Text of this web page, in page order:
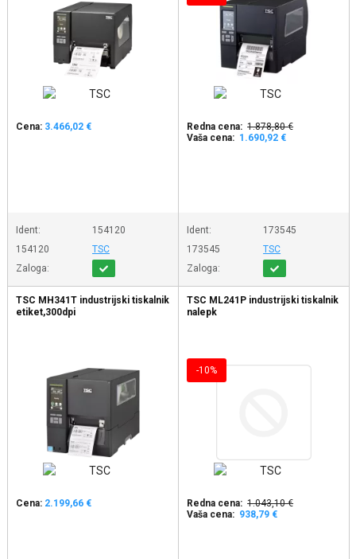
Cena: 3.466,02 €
Ident:
154120
154120
TSC
Zaloga:
Redna cena: 1.878,80 €
Vaša cena: 1.690,92 €
Ident:
173545
173545
TSC
Zaloga:
TSC MH341T industrijski tiskalnik
etiket,300dpi
Cena: 2.199,66 €
TSC ML241P industrijski tiskalnik
nalepk
-10%
Redna cena: 1.043,10 €
Vaša cena: 938,79 €